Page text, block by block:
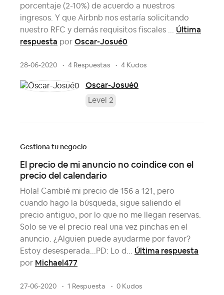
porcentaje (2-10%) de acuerdo a nuestros
ingresos. Y que Airbnb nos estaría solicitando
nuestro RFC y demás requisitos fiscales ... Última
respuesta por Oscar-Josué0
28-06-2020 4 Respuestas 4 Kudos
Oscar-Josué0
Level 2
Gestiona tu negocio
El precio de mi anuncio no coindice con el
precio del calendario
Hola! Cambié mi precio de 156 a 121, pero
cuando hago la búsqueda, sigue saliendo el
precio antiguo, por lo que no me llegan reservas.
Solo se ve el precio real una vez pinchas en el
anuncio. ¿Alguien puede ayudarme por favor?
Estoy desesperada...PD: Lo d... Última respuesta
por Michael477
27-06-2020 1 Respuesta 0 Kudos